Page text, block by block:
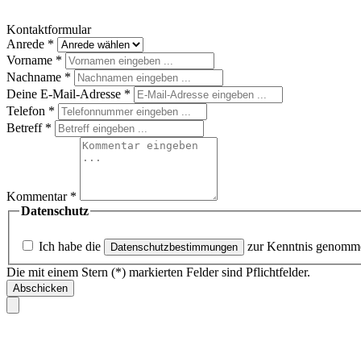
Kontaktformular
Anrede *
Vorname *
Nachname *
Deine E-Mail-Adresse *
Telefon *
Betreff *
Kommentar *
Datenschutz
Ich habe die Datenschutzbestimmungen
zur Kenntnis
Die mit einem Stern (*) markierten Felder sind Pflichtfelder.
Abschicken